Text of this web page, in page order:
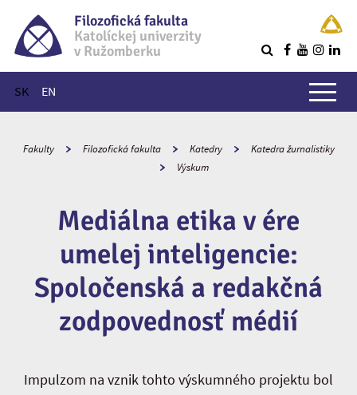
Filozofická fakulta
Katolíckej univerzity
v Ružomberku
SK EN
Hlavné menu
Fakulty Filozofická fakulta Katedry
Katedra žurnalistiky
Výskum
Mediálna etika v ére
umelej inteligencie:
Spoločenská a redakčná
zodpovednosť médií
Impulzom na vznik tohto výskumného projektu bol